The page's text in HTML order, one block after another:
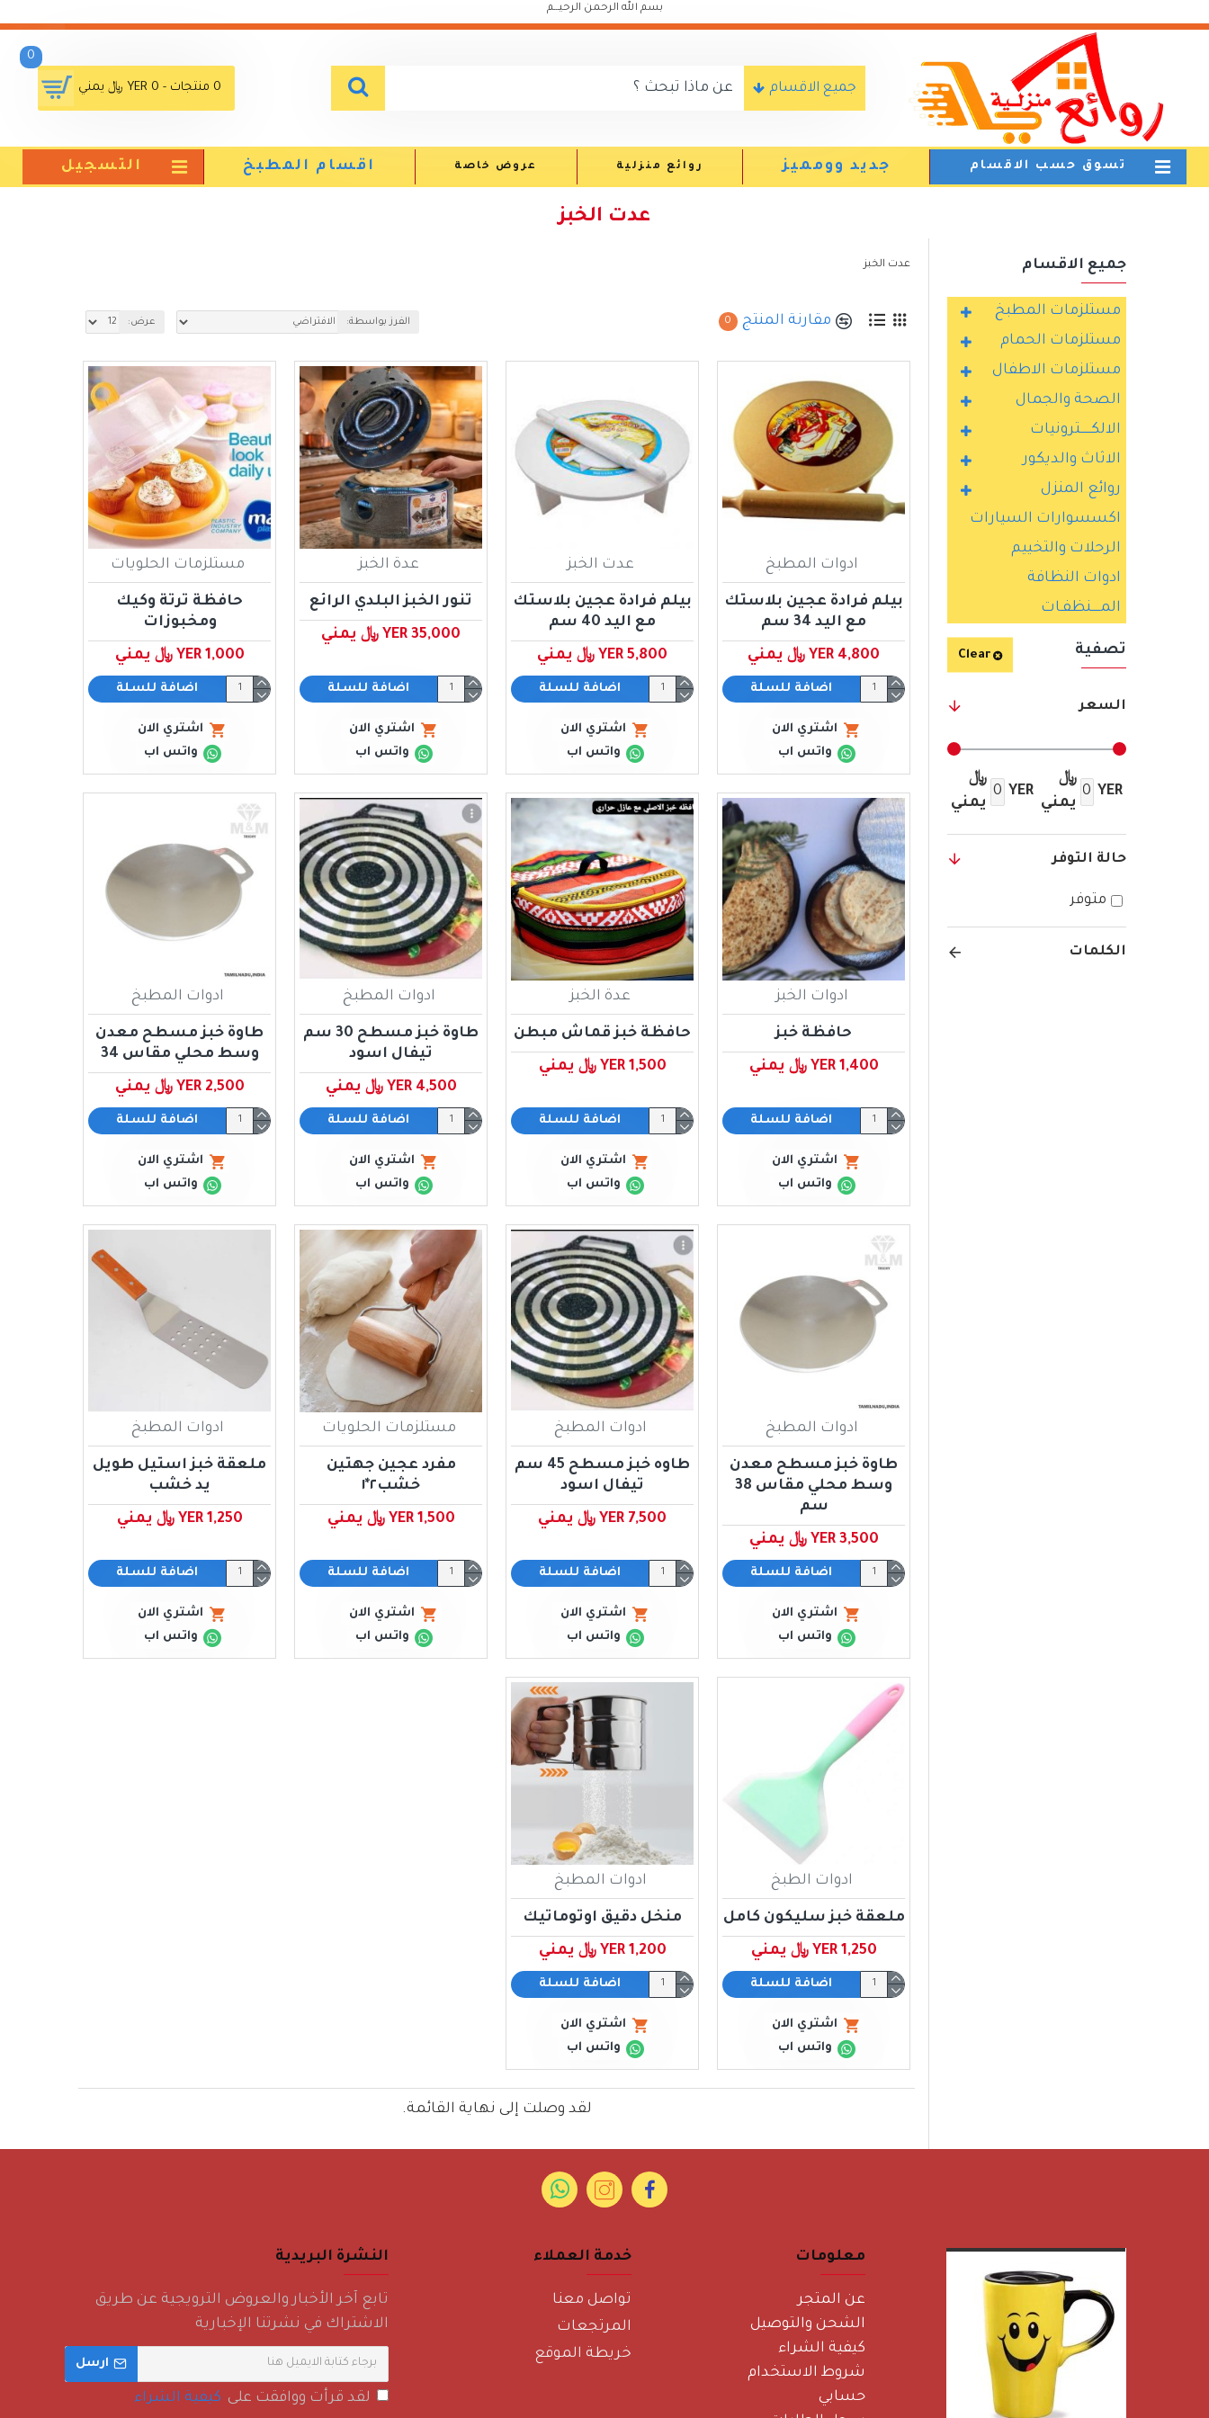
بسم الله الرحمن الرحيـــم
جميع الاقسام 0 منتجات - YER 0 ﷼ يمني
0
تسوق حسب الاقسام جديد وومميز روائع منزلية عروض خاصة اقسام المطبخ التسجيل
عدت الخبز
جميع الاقسام
مستلزمات المطبخ
مستلزمات الحمام
مستلزمات الاطفال
الصحة والجمال
الالكــــــترونيات
الاثاث والديكور
روائع المنزل
اكسسوارات السيارات
الرحلات والتخييم
ادوات النظافة
المـــــنظفـات
تصفية Clear
السعر
YER
﷼
يمني
YER
﷼
يمني
الكلمات
حالة التوفر
متوفر
عدت الخبز
مقارنة المنتج 0 الفرز بواسطة: عرض:
ادوات المطبخ
بيلم فرادة عجين بلاستك
مع اليد 34 سم
YER 4,800 ﷼ يمني
اضافة للسلة
اشتري الان
واتس اب
عدت الخبز
بيلم فرادة عجين بلاستك
مع اليد 40 سم
YER 5,800 ﷼ يمني
اضافة للسلة
اشتري الان
واتس اب
عدة الخبز
تنور الخبز البلدي الرائع
YER 35,000 ﷼ يمني
اضافة للسلة
اشتري الان
واتس اب
مستلزمات الحلويات
حافظة ترتة وكيك
ومخبوزات
YER 1,000 ﷼ يمني
اضافة للسلة
اشتري الان
واتس اب
ادوات الخبز
حافظة خبز
YER 1,400 ﷼ يمني
اضافة للسلة
اشتري الان
واتس اب
عدة الخبز
حافظة خبز قماش مبطن
YER 1,500 ﷼ يمني
اضافة للسلة
اشتري الان
واتس اب
ادوات المطبخ
طاوة خبز مسطح 30 سم
تيفال اسود
YER 4,500 ﷼ يمني
اضافة للسلة
اشتري الان
واتس اب
ادوات المطبخ
طاوة خبز مسطح معدن
وسط محلي مقاس 34
YER 2,500 ﷼ يمني
اضافة للسلة
اشتري الان
واتس اب
ادوات المطبخ
طاوة خبز مسطح معدن
وسط محلي مقاس 38
سم
YER 3,500 ﷼ يمني
اضافة للسلة
اشتري الان
واتس اب
ادوات المطبخ
طاوه خبز مسطح 45 سم
تيفال اسود
YER 7,500 ﷼ يمني
اضافة للسلة
اشتري الان
واتس اب
مستلزمات الحلويات
مفرد عجين جهتين
خشب٢*١
YER 1,500 ﷼ يمني
اضافة للسلة
اشتري الان
واتس اب
ادوات المطبخ
ملعقة خبز استيل طويل
يد خشب
YER 1,250 ﷼ يمني
اضافة للسلة
اشتري الان
واتس اب
ادوات الطبخ
ملعقة خبز سليكون كامل
YER 1,250 ﷼ يمني
اضافة للسلة
اشتري الان
واتس اب
ادوات المطبخ
منخل دقيق اوتوماتيك
YER 1,200 ﷼ يمني
اضافة للسلة
اشتري الان
واتس اب
لقد وصلت إلى نهاية القائمة.
معلومات
عن المتجر
الشحن والتوصيل
كيفية الشراء
شروط الاستخدام
حسابي
خدمة العملاء
تواصل معنا
المرتجعات
خريطة الموقع
النشرة البريدية
تابع آخر الأخبار والعروض الترويجية عن طريق
الاشتراك في نشرتنا الإخبارية
ارسل
لقد قرأت ووافقت على كيفية الشراء